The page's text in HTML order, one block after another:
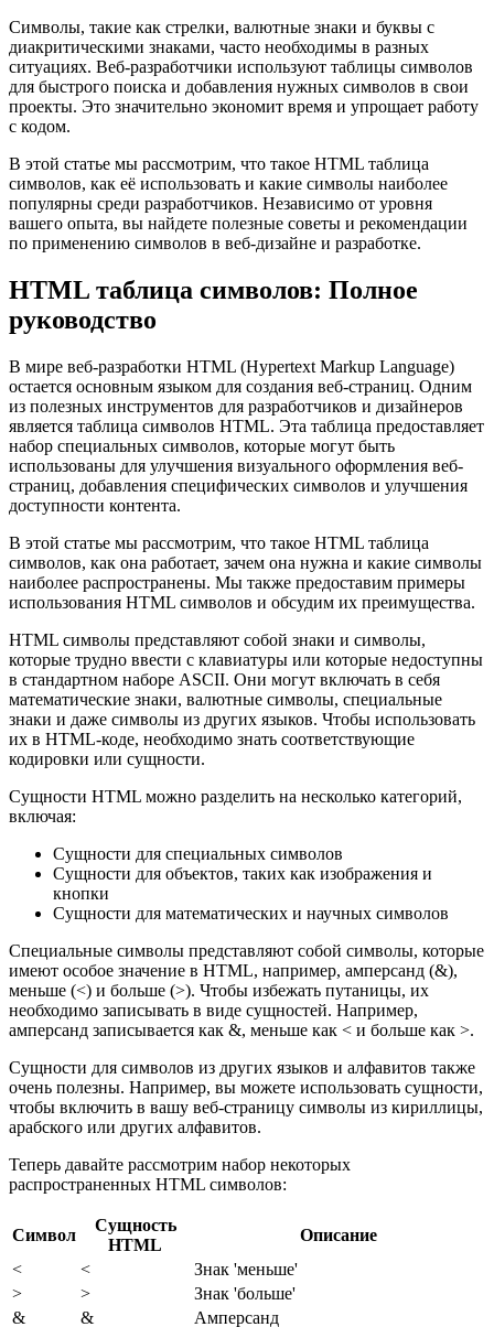
Символы, такие как стрелки, валютные знаки и буквы с
диакритическими знаками, часто необходимы в разных
ситуациях. Веб-разработчики используют таблицы символов
для быстрого поиска и добавления нужных символов в свои
проекты. Это значительно экономит время и упрощает работу
с кодом.
В этой статье мы рассмотрим, что такое HTML таблица
символов, как её использовать и какие символы наиболее
популярны среди разработчиков. Независимо от уровня
вашего опыта, вы найдете полезные советы и рекомендации
по применению символов в веб-дизайне и разработке.
HTML таблица символов: Полное
руководство
В мире веб-разработки HTML (Hypertext Markup Language)
остается основным языком для создания веб-страниц. Одним
из полезных инструментов для разработчиков и дизайнеров
является таблица символов HTML. Эта таблица предоставляет
набор специальных символов, которые могут быть
использованы для улучшения визуального оформления веб-
страниц, добавления специфических символов и улучшения
доступности контента.
В этой статье мы рассмотрим, что такое HTML таблица
символов, как она работает, зачем она нужна и какие символы
наиболее распространены. Мы также предоставим примеры
использования HTML символов и обсудим их преимущества.
HTML символы представляют собой знаки и символы,
которые трудно ввести с клавиатуры или которые недоступны
в стандартном наборе ASCII. Они могут включать в себя
математические знаки, валютные символы, специальные
знаки и даже символы из других языков. Чтобы использовать
их в HTML-коде, необходимо знать соответствующие
кодировки или сущности.
Сущности HTML можно разделить на несколько категорий,
включая:
Сущности для специальных символов
Сущности для объектов, таких как изображения и
кнопки
Сущности для математических и научных символов
Специальные символы представляют собой символы, которые
имеют особое значение в HTML, например, амперсанд (&),
меньше (<) и больше (>). Чтобы избежать путаницы, их
необходимо записывать в виде сущностей. Например,
амперсанд записывается как &, меньше как < и больше как >.
Сущности для символов из других языков и алфавитов также
очень полезны. Например, вы можете использовать сущности,
чтобы включить в вашу веб-страницу символы из кириллицы,
арабского или других алфавитов.
Теперь давайте рассмотрим набор некоторых
распространенных HTML символов:
Символ
Сущность
HTML
Описание
<
<
Знак 'меньше'
>
>
Знак 'больше'
&
& Амперсанд